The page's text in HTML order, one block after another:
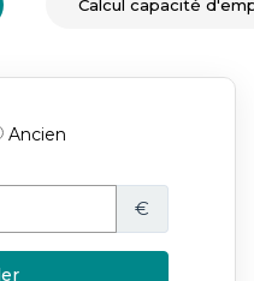
Calcul capacité